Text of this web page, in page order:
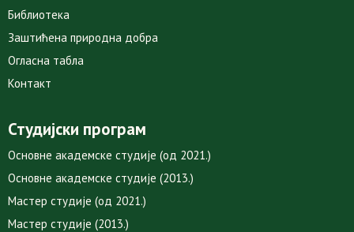
Библиотека
Заштићена природна добра
Огласна табла
Контакт
Студијски програм
Основне академске студије (од 2021.)
Основне академске студије (2013.)
Мастер студије (од 2021.)
Мастер студије (2013.)